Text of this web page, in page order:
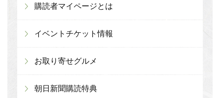
購読者マイページとは
イベントチケット情報
お取り寄せグルメ
朝日新聞購読特典